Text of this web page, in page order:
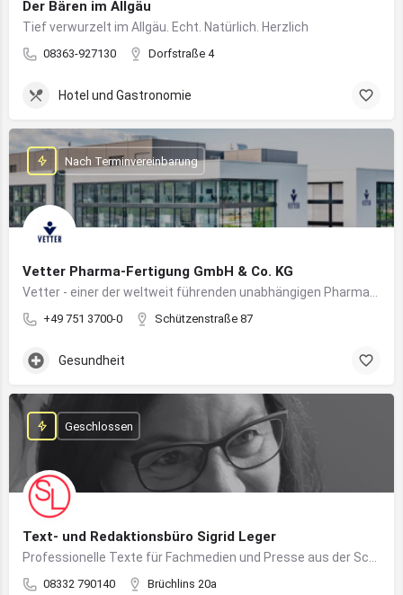
Der Bären im Allgäu
Tief verwurzelt im Allgäu. Echt. Natürlich. Herzlich
08363-927130 Dorfstraße 4
Hotel und Gastronomie
Vetter Pharma-Fertigung GmbH & Co. KG
+49 751 3700-0 Schützenstraße 87
Nach Terminvereinbarung
Gesundheit
Text- und Redaktionsbüro Sigrid Leger
08332 790140 Brüchlins 20a
Geschlossen